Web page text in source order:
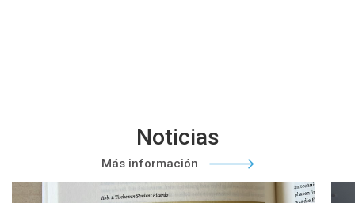
Noticias
Más información